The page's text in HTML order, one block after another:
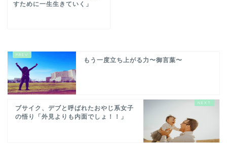
すために一生生きていく」
もう一度立ち上がる力〜御言葉〜
ブサイク、デブと呼ばれたおやじ系女子
の悟り「外見よりも内面でしょ！！」